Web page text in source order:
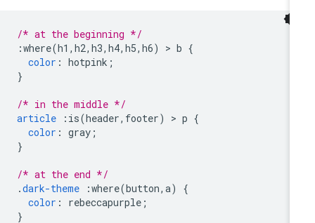
/* at the beginning */
:where ( h1, h2, h3, h4, h5, h6 b
color: hotpink
/* in the middle */
article :is(header,footer p
color: gray
/* at the end */
.dark-theme :where(button a
color: rebeccapurple